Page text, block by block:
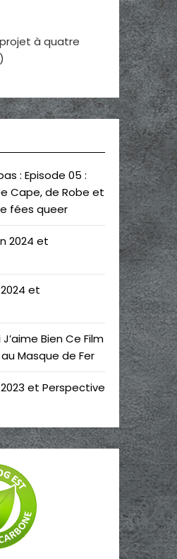
à quatre
: Episode 05 :
Cape, de Robe et
fées queer
2024 et
et
J’aime Bien Ce Film
au Masque de Fer
et Perspective